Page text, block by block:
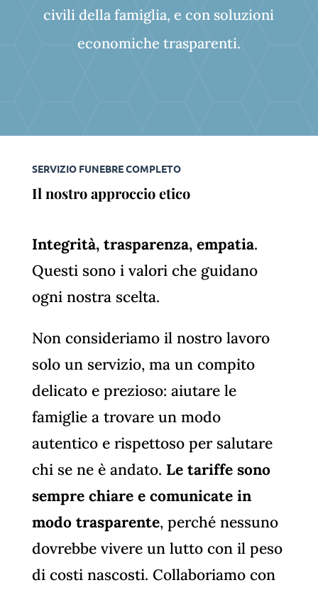
civili della famiglia, e con soluzioni
economiche trasparenti.
SERVIZIO FUNEBRE COMPLETO
Il nostro approccio etico
Integrità, trasparenza, empatia.
Questi sono i valori che guidano
ogni nostra scelta.
Non consideriamo il nostro lavoro
solo un servizio, ma un compito
delicato e prezioso: aiutare le
famiglie a trovare un modo
autentico e rispettoso per salutare
chi se ne è andato. Le tariffe sono
sempre chiare e comunicate in
modo trasparente, perché nessuno
dovrebbe vivere un lutto con il peso
di costi nascosti. Collaboriamo con